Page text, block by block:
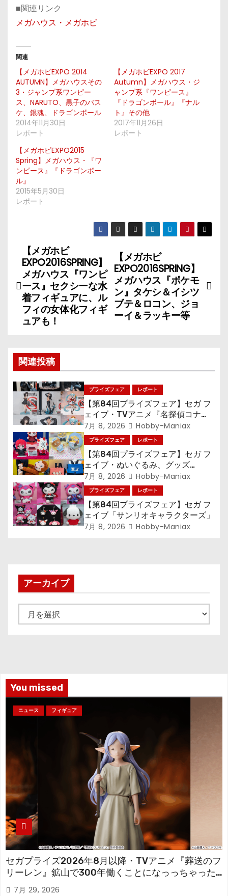
■関連リンク
メガハウス・メガホビ
関連
【メガホビEXPO 2014
AUTUMN】メガハウスその
3・ジャンプ系ワンピー
ス、NARUTO、黒子のバス
ケ、銀魂、ドラゴンボール
2014年11月30日
レポート
【メガホビEXPO 2017
Autumn】メガハウス・ジ
ャンプ系『ワンピース』
『ドラゴンボール』『ナル
ト』その他
2017年11月26日
レポート
【メガホビEXPO2015
Spring】メガハウス・『ワ
ンピース』『ドラゴンボー
ル』
2015年5月30日
レポート
投
稿
ナ
ビ
ー
シ
ョ
ン
【メガホビ
EXPO2016SPRING】
メガハウス『ポケモ
ン』タケシ＆イシツ
ブテ＆ロコン、ジョ
ーイ＆ラッキー等
【メガホビ
EXPO2016SPRING】
メガハウス『ワンピ
ース』セクシーな水
着フィギュアに、ル
フィの女体化フィギ
ュアも！
関連投稿
プライズフェア レポート
【第84回プライズフェア】セガ フ
ェイブ・TVアニメ『名探偵コナ
ン』TVアニメ『呪術廻戦』『〈物
語〉シリーズ』「初音ミク」
7月 8, 2026 Hobby-Maniax
プライズフェア レポート
【第84回プライズフェア】セガ フ
ェイブ・ぬいぐるみ、グッズ
『LiSA』『ミニオン』『おさるの
ジョージ』『ポケットモンスター』
7月 8, 2026 Hobby-Maniax
プライズフェア レポート
【第84回プライズフェア】セガ フ
ェイブ「サンリオキャラクターズ」
7月 8, 2026 Hobby-Maniax
アーカイブ
ー
You missed
ニュース フィギュア
セガプライズ2026年8月以降・TVアニメ『葬送のフ
リーレン』鉱山で300年働くことになっっちゃった
「フリーレン」を立体化！
7月 29, 2026